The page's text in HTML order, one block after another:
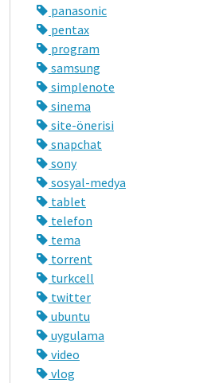
panasonic
pentax
program
samsung
simplenote
sinema
site-önerisi
snapchat
sony
sosyal-medya
tablet
telefon
tema
torrent
turkcell
twitter
ubuntu
uygulama
video
vlog